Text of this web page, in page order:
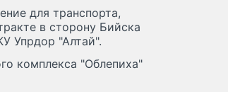
для транспорта,
в сторону Бийска
Упрдор "Алтай".
комплекса "Облепиха"